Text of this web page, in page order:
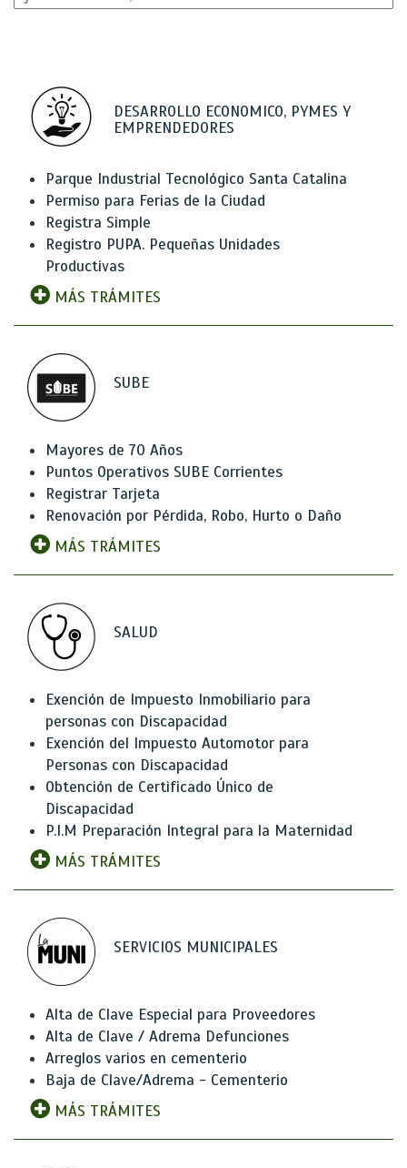
DESARROLLO ECONOMICO, PYMES Y
EMPRENDEDORES
Parque Industrial Tecnológico Santa Catalina
Permiso para Ferias de la Ciudad
Registra Simple
Registro PUPA. Pequeñas Unidades
Productivas
MÁS TRÁMITES
SUBE
Mayores de 70 Años
Puntos Operativos SUBE Corrientes
Registrar Tarjeta
Renovación por Pérdida, Robo, Hurto o Daño
MÁS TRÁMITES
SALUD
Exención de Impuesto Inmobiliario para
personas con Discapacidad
Exención del Impuesto Automotor para
Personas con Discapacidad
Obtención de Certificado Único de
Discapacidad
P.I.M Preparación Integral para la Maternidad
MÁS TRÁMITES
SERVICIOS MUNICIPALES
Alta de Clave Especial para Proveedores
Alta de Clave / Adrema Defunciones
Arreglos varios en cementerio
Baja de Clave/Adrema - Cementerio
MÁS TRÁMITES